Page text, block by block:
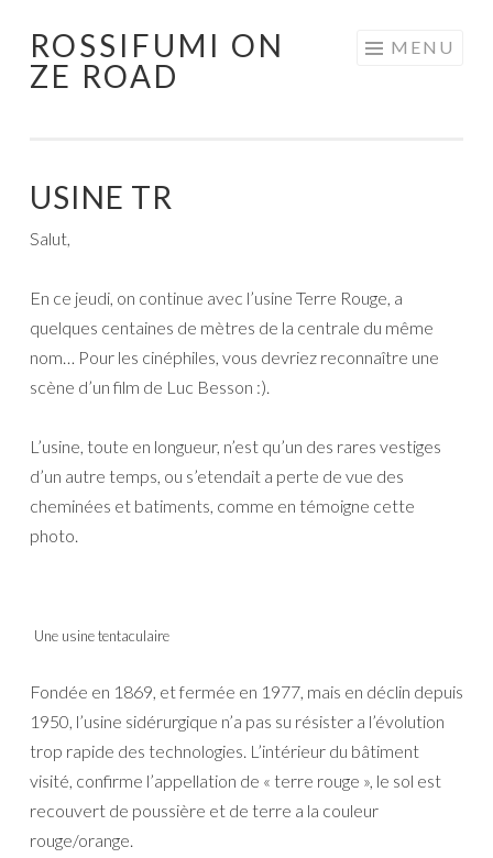
Aller
au
ROSSIFUMI ON
ZE ROAD
MENU
USINE TR
Salut,
En ce jeudi, on continue avec l’usine Terre Rouge, a
quelques centaines de mètres de la centrale du même
nom… Pour les cinéphiles, vous devriez reconnaître une
scène d’un film de Luc Besson :).
L’usine, toute en longueur, n’est qu’un des rares vestiges
d’un autre temps, ou s’etendait a perte de vue des
cheminées et batiments, comme en témoigne cette
photo.
Une usine tentaculaire
Fondée en 1869, et fermée en 1977, mais en déclin depuis
1950, l’usine sidérurgique n’a pas su résister a l’évolution
trop rapide des technologies. L’intérieur du bâtiment
visité, confirme l’appellation de « terre rouge », le sol est
recouvert de poussière et de terre a la couleur
rouge/orange.